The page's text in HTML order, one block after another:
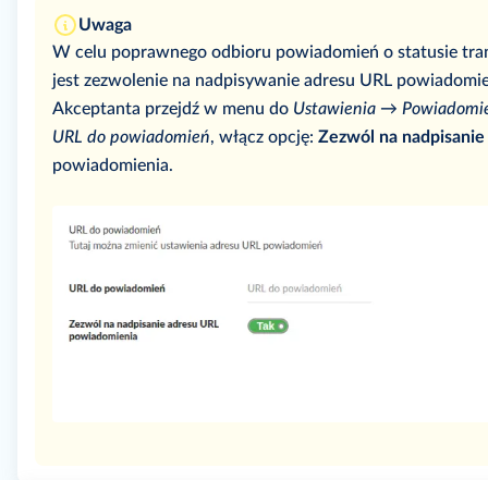
Uwaga
W celu poprawnego odbioru powiadomień o statusie
jest zezwolenie na nadpisywanie adresu URL
Akceptanta przejdź w menu do Ustawienia →
URL do powiadomień, włącz opcję: Zezwól na nadpisanie
powiadomienia.